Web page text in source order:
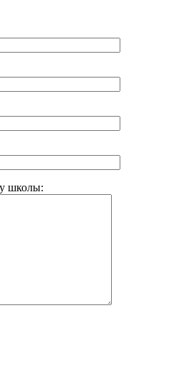
школы: